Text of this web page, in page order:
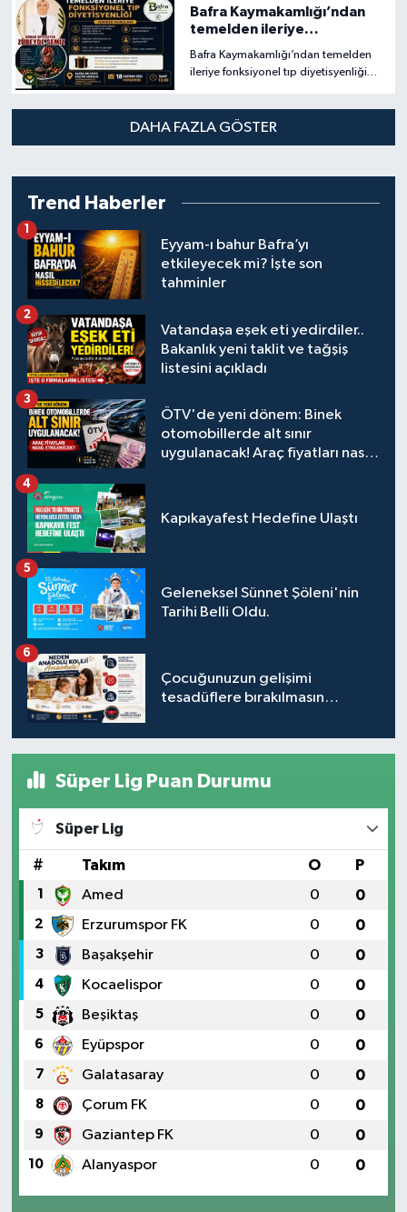
Bafra Kaymakamlığı’ndan
temelden ileriye
diyetisyenliği semineri
Bafra Kaymakamlığı’ndan temelden
ileriye fonksiyonel tıp diyetisyenliği
DAHA FAZLA GÖSTER
Trend Haberler
Eyyam-ı bahur Bafra’yı
etkileyecek mi? İşte son
tahminler
1
Vatandaşa eşek eti yedirdiler..
Bakanlık yeni taklit ve tağşiş
listesini açıkladı
2
ÖTV'de yeni dönem: Binek
otomobillerde alt sınır
uygulanacak! Araç fiyatları nasıl
3
Kapıkayafest Hedefine Ulaştı
4
Geleneksel Sünnet Şöleni'nin
Tarihi Belli Oldu.
5
Çocuğunuzun gelişimi
tesadüflere bırakılmasın…
6
Süper Lig Puan Durumu
Süper Lig
# Takım O P
1 Amed 0 0
2 Erzurumspor FK 0 0
3 Başakşehir 0 0
4 Kocaelispor 0 0
5 Beşiktaş 0 0
6 Eyüpspor 0 0
7 Galatasaray 0 0
8 Çorum FK 0 0
9 Gaziantep FK 0 0
10 Alanyaspor 0 0